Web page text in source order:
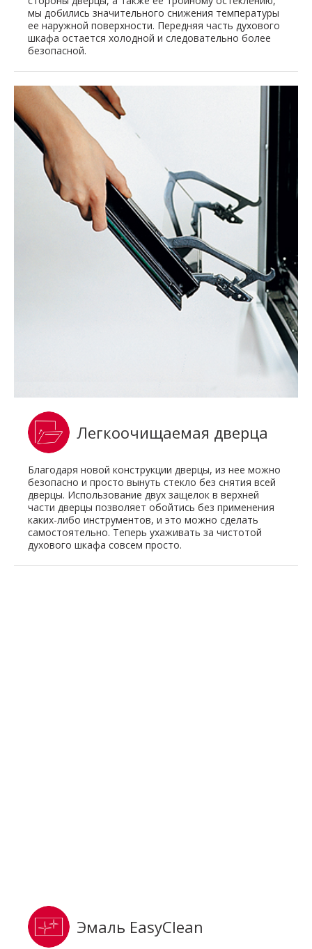
мы добились значительного снижения температуры
ее наружной поверхности. Передняя часть духового
шкафа остается холодной и следовательно более
безопасной.
Легкоочищаемая дверца
Благодаря новой конструкции дверцы, из нее можно
безопасно и просто вынуть стекло без снятия всей
дверцы. Использование двух защелок в верхней
части дверцы позволяет обойтись без применения
каких-либо инструментов, и это можно сделать
самостоятельно. Теперь ухаживать за чистотой
духового шкафа совсем просто.
Эмаль EasyClean